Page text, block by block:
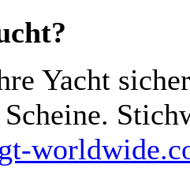
Yacht